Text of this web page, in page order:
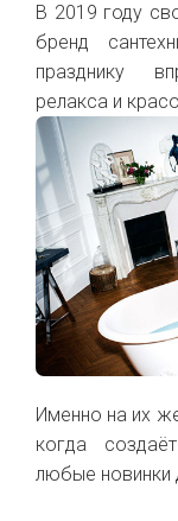
В 2019 году
бренд
празднику
релакса и
Именно на их
когда
любые новинки